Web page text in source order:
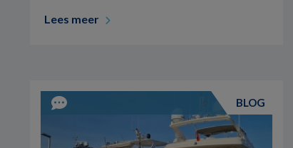
Lees meer
BLOG